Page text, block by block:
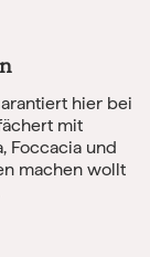
hier bei
mit
Foccacia und
machen wollt